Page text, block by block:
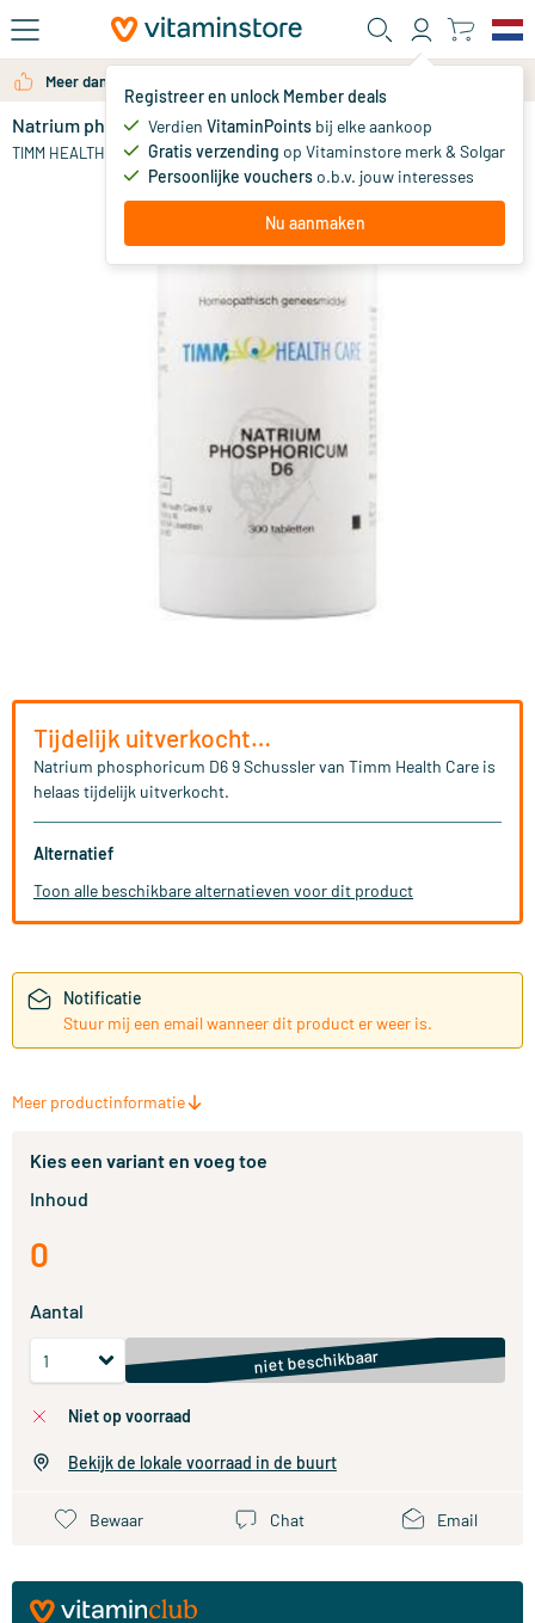
Ga naar de hoofdinhoud
Registreer en unlock Member deals
Verdien VitaminPoints bij elke aankoop
Gratis verzending op Vitaminstore merk & Solgar
Persoonlijke voucherso.b.v. jouw interesses
Nu aanmaken
Meer dan 325.000 tevreden klanten per jaar
Natrium phosphoricum D6 9 Schussler
TIMM HEALTH CARE
Tijdelijk uitverkocht…
Natrium phosphoricum D6 9 Schussler van Timm Health Care is
helaas tijdelijk uitverkocht.
Alternatief
Toon alle beschikbare alternatieven voor dit product
Notificatie
Stuur mij een email wanneer dit product er weer is.
Meer productinformatie
Kies een variant en voeg toe
Inhoud
0
Aantal
niet beschikbaar
niet op voorraad
Bekijk de lokale voorraad in de buurt
Bewaar Chat Email